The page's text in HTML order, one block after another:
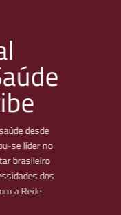
desde
se líder no
brasileiro
dos
a Rede